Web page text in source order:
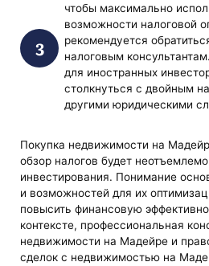
чтобы максимально
возможности налоговой
рекомендуется
налоговым
для иностранных
столкнуться с двойным
другими юридическими
Покупка недвижимости на
обзор налогов будет
инвестирования. Понимание
и возможностей для их
повысить финансовую
контексте, профессиональная
недвижимости на Мадейре и
сделок с недвижимостью на